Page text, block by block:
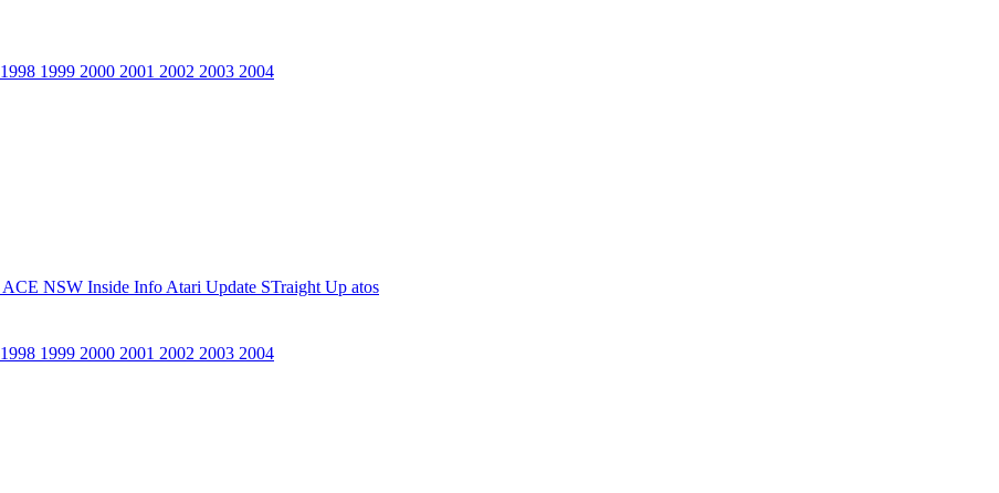
1998 1999 2000 2001 2002 2003 2004
ACE NSW Inside Info Atari Update STraight Up atos
1998 1999 2000 2001 2002 2003 2004